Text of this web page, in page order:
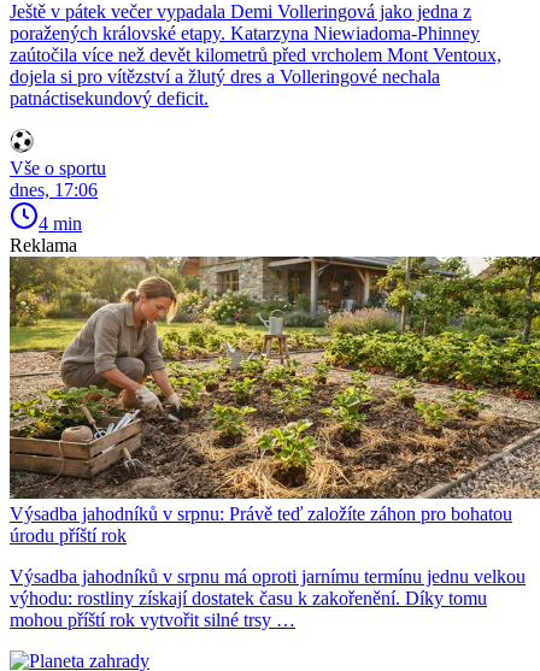
Ještě v pátek večer vypadala Demi Volleringová jako jedna z
poražených královské etapy. Katarzyna Niewiadoma-Phinney
zaútočila více než devět kilometrů před vrcholem Mont Ventoux,
dojela si pro vítězství a žlutý dres a Volleringové nechala
patnáctisekundový deficit.
Vše o sportu
dnes, 17:06
4 min
Reklama
Výsadba jahodníků v srpnu: Právě teď založíte záhon pro bohatou
úrodu příští rok
Výsadba jahodníků v srpnu má oproti jarnímu termínu jednu velkou
výhodu: rostliny získají dostatek času k zakořenění. Díky tomu
mohou příští rok vytvořit silné trsy …